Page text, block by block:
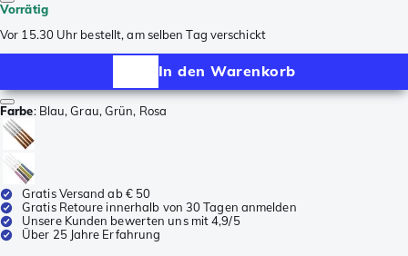
Vorrätig
Vor 15.30 Uhr bestellt, am selben Tag verschickt
In den Warenkorb
Farbe: Blau, Grau, Grün, Rosa
Gratis Versand ab € 50
Gratis Retoure innerhalb von 30 Tagen anmelden
Unsere Kunden bewerten uns mit 4,9/5
Über 25 Jahre Erfahrung